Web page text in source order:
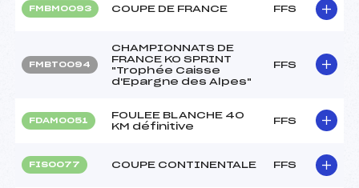
FMBM0093 COUPE DE FRANCE FFS
FMBT0094
CHAMPIONNATS DE
FRANCE KO SPRINT
"Trophée Caisse
d'Epargne des Alpes"
FFS
FDAM0051
FOULEE BLANCHE 40
KM définitive
FFS
FIS0077 COUPE CONTINENTALE FFS